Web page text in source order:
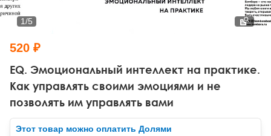
Тревожные расстройства, панические атаки
Психодрама
Другие направления психотерапии
Классический, эриксоновский гипноз и НЛП
НЛП
Психология труда и эргономика
Социальная психология
Социальная и организационная психология
Классический и юнгианский психоанализ
EQ. Эмоциональный интеллект на практике.
Как управлять своими эмоциями и не
позволять им управлять вами
1/5
520 ₽
Этот товар можно оплатить Долями